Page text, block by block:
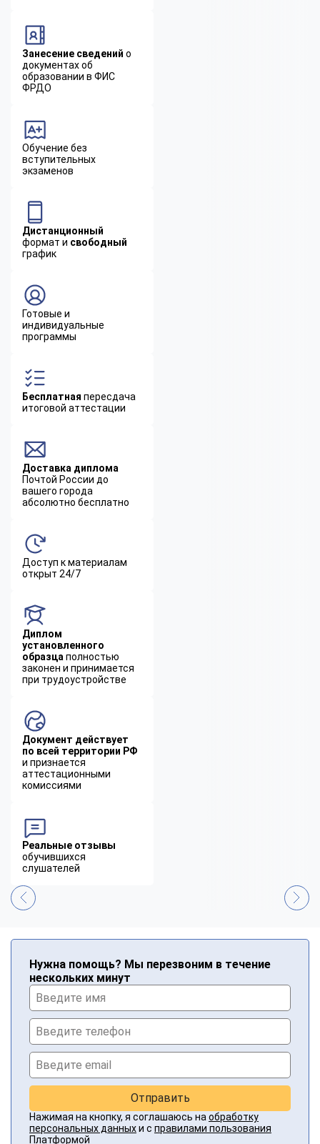
Занесение сведений о
документах об
образовании в ФИС
ФРДО
Обучение без
вступительных
экзаменов
Дистанционный
формат и свободный
график
Готовые и
индивидуальные
программы
Бесплатная пересдача
итоговой аттестации
Доставка диплома
Почтой России до
вашего города
абсолютно бесплатно
Доступ к материалам
открыт 24/7
Диплом
установленного
образца полностью
законен и принимается
при трудоустройстве
Документ действует
по всей территории РФ
и признается
аттестационными
комиссиями
Реальные отзывы
обучившихся
слушателей
Нужна помощь? Мы перезвоним в течение
нескольких минут
Отправить
Нажимая на кнопку, я соглашаюсь на обработку
персональных данныхи с правилами пользования
Платформой